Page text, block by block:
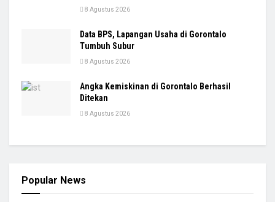
8 Agustus 2026
Data BPS, Lapangan Usaha di Gorontalo
Tumbuh Subur
8 Agustus 2026
Angka Kemiskinan di Gorontalo Berhasil
Ditekan
8 Agustus 2026
Popular News